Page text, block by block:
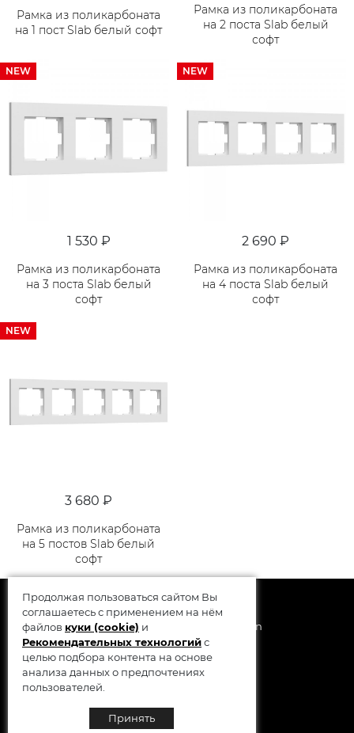
Рамка из поликарбоната
на 1 пост Slab белый софт
Рамка из поликарбоната
на 2 поста Slab белый
софт
1 530 ₽
Рамка из поликарбоната
на 3 поста Slab белый
софт
NEW
2 690 ₽
Рамка из поликарбоната
на 4 поста Slab белый
софт
NEW
3 680 ₽
Рамка из поликарбоната
на 5 постов Slab белый
софт
NEW
© 2014 - 2026 Werkel AB, Sweden
Продолжая пользоваться сайтом Вы
соглашаетесь с применением на нём
файлов куки (cookie) и
Рекомендательных технологийс
целью подбора контента на основе
анализа данных о предпочтениях
пользователей.
Принять